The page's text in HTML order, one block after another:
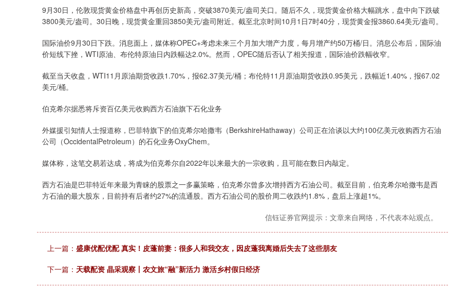
9月30日，伦敦现货黄金价格盘中再创历史新高，突破3870美元/盎司关口。随后不久，现货黄金价格大幅跳水，盘中向下跌破
3800美元/盎司。30日晚，现货黄金重回3850美元/盎司附近。截至北京时间10月1日7时40分，现货黄金报3860.64美元/盎司。
国际油价9月30日下跌。消息面上，媒体称OPEC+考虑未来三个月加大增产力度，每月增产约50万桶/日。消息公布后，国际油
价短线下挫，WTI原油、布伦特原油日内跌幅达2.0%。然而，OPEC随后否认了相关报道，国际油价跌幅收窄。
截至当天收盘，WTI11月原油期货收跌1.70%，报62.37美元/桶；布伦特11月原油期货收跌0.95美元，跌幅近1.40%，报67.02
美元/桶。
伯克希尔据悉将斥资百亿美元收购西方石油旗下石化业务
外媒援引知情人士报道称，巴菲特旗下的伯克希尔哈撒韦（BerkshireHathaway）公司正在洽谈以大约100亿美元收购西方石油
公司（OccidentalPetroleum）的石化业务OxyChem。
媒体称，这笔交易若达成，将成为伯克希尔自2022年以来最大的一宗收购，且可能在数日内敲定。
西方石油是巴菲特近年来最为青睐的股票之一多赢策略，伯克希尔曾多次增持西方石油公司。截至目前，伯克希尔哈撒韦是西
方石油的最大股东，目前持有后者约27%的流通股。西方石油公司的股价周二收跌约1.8%，盘后上涨超1%。
信钰证券官网提示：文章来自网络，不代表本站观点。
上一篇： 盛康优配优配 真实！皮蓬前妻：很多人和我交友，因皮蓬我离婚后失去了这些朋友
下一篇： 天载配资 晶采观察丨农文旅“融”新活力 激活乡村假日经济